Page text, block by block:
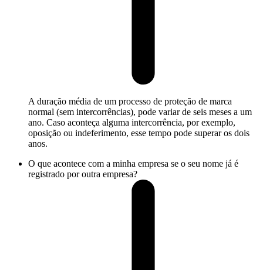
A duração média de um processo de proteção de marca
normal (sem intercorrências), pode variar de seis meses a um
ano. Caso aconteça alguma intercorrência, por exemplo,
oposição ou indeferimento, esse tempo pode superar os dois
anos.
O que acontece com a minha empresa se o seu nome já é
registrado por outra empresa?